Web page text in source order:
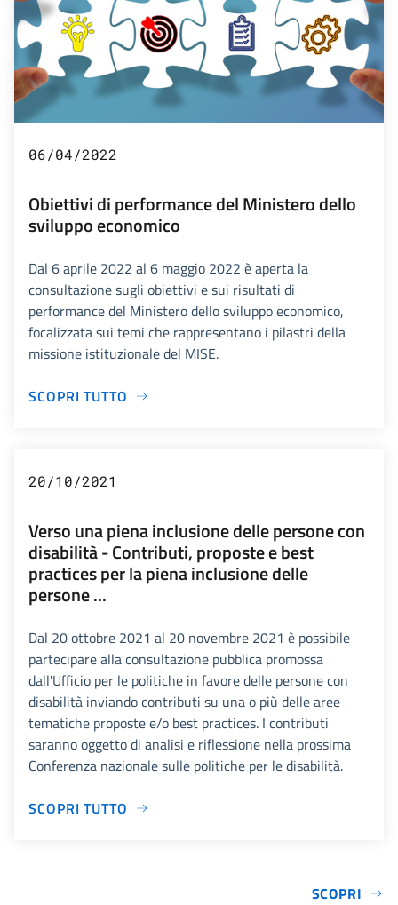
06/04/2022
Obiettivi di performance del Ministero dello
sviluppo economico
Dal 6 aprile 2022 al 6 maggio 2022 è aperta la
consultazione sugli obiettivi e sui risultati di
performance del Ministero dello sviluppo economico,
focalizzata sui temi che rappresentano i pilastri della
missione istituzionale del MISE.
SCOPRI TUTTO
20/10/2021
Verso una piena inclusione delle persone con
disabilità - Contributi, proposte e best
practices per la piena inclusione delle
persone ...
Dal 20 ottobre 2021 al 20 novembre 2021 è possibile
partecipare alla consultazione pubblica promossa
dall'Ufficio per le politiche in favore delle persone con
disabilità inviando contributi su una o più delle aree
tematiche proposte e/o best practices. I contributi
saranno oggetto di analisi e riflessione nella prossima
Conferenza nazionale sulle politiche per le disabilità.
SCOPRI TUTTO
SCOPRI